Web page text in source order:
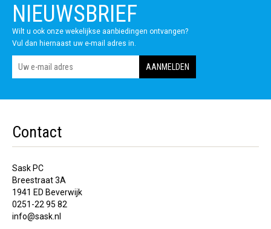
NIEUWSBRIEF
Wilt u ook onze wekelijkse aanbiedingen ontvangen?
Vul dan hiernaast uw e-mail adres in.
Contact
Sask PC
Breestraat 3A
1941 ED Beverwijk
0251-22 95 82
info@sask.nl